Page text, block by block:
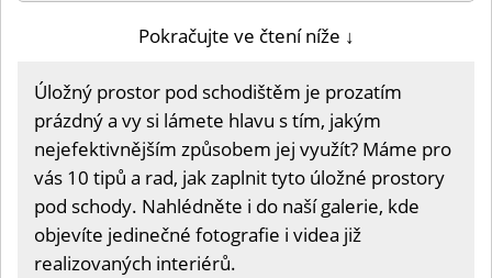
Pokračujte ve čtení níže ↓
Úložný prostor pod schodištěm je prozatím
prázdný a vy si lámete hlavu s tím, jakým
nejefektivnějším způsobem jej využít? Máme pro
vás 10 tipů a rad, jak zaplnit tyto úložné prostory
pod schody. Nahlédněte i do naší galerie, kde
objevíte jedinečné fotografie i videa již
realizovaných interiérů.